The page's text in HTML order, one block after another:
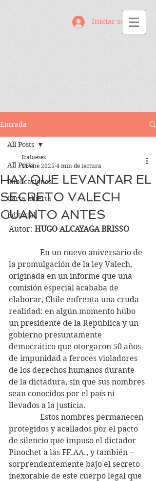
Iniciar sesión
Entrada
All Posts
Publicaciones
Carta abierta
Editorial
All Posts
HAY QUE LEVANTAR EL
SECRETO VALECH
CUANTO ANTES
fcabieses
11 ene 2025 4 min de lectura
Autor: HUGO ALCAYAGA BRISSO
En un nuevo aniversario de
la promulgación de la ley Valech,
originada en un informe que una
comisión especial acababa de
elaborar, Chile enfrenta una cruda
realidad: en algún momento hubo
un presidente de la República y un
gobierno presuntamente
democrático que otorgaron 50 años
de impunidad a feroces violadores
de los derechos humanos durante
de la dictadura, sin que sus nombres
sean conocidos por el país ni
llevados a la justicia.
Estos nombres permanecen
protegidos y acallados por el pacto
de silencio que impuso el dictador
Pinochet a las FF.AA., y también –
sorprendentemente bajo el secreto
inexorable de este cuerpo legal que